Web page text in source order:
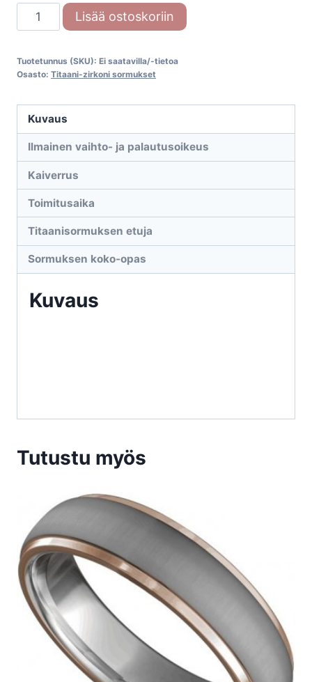
Titan
Eternity
6
Lisää ostoskoriin
Tuotetunnus (SKU): Ei saatavilla/-tietoa
Osasto: Titaani-zirkoni sormukset
Kuvaus
Ilmainen vaihto- ja palautusoikeus
Kaiverrus
Toimitusaika
Titaanisormuksen etuja
Sormuksen koko-opas
Kuvaus
Tutustu myös